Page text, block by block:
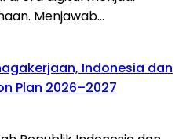
Menjawab…
Indonesia dan
Plan 2026–2027